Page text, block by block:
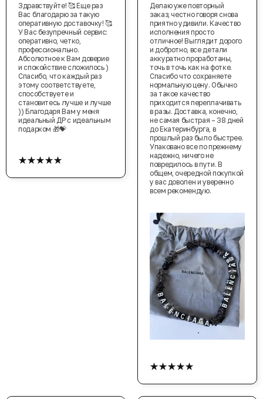
Здравствуйте! 🥰 Еще раз
Вас благодарю за такую
оперативную доставочку! 🥰
У Вас безупречный сервис:
оперативно, четко,
профессионально.
Абсолютное к Вам доверие
и спокойствие сложилось )
Спасибо, что каждый раз
этому соответствуете,
способствуете и
становитесь лучше и лучше
)) Благодаря Вам у меня
идеальный ДР с идеальным
подарком 🎁💝
★★★★★
Делаю уже повторный
заказ, честно говоря снова
приятно удивили. Качество
исполнения просто
отличное! Выглядит дорого
и добротно, все детали
аккуратно проработаны,
точь в точь как на фотке.
Спасибо что сохраняете
нормальную цену. Обычно
за такое качество
приходится переплачивать
в разы. Доставка, конечно,
не самая быстрая – 38 дней
до Екатеринбурга, в
прошлый раз было быстрее.
Упаковано все по прежнему
надежно, ничего не
повредилось в пути. В
общем, очередной покупкой
у вас доволен и уверенно
всем рекомендую.
★★★★★